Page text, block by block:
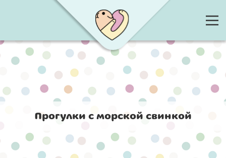
Прогулки с морской свинкой